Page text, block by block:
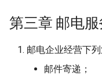
第三章 邮电服
邮电企业经营下
邮件寄递；